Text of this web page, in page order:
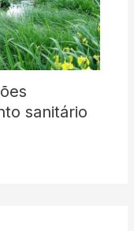
sanitário